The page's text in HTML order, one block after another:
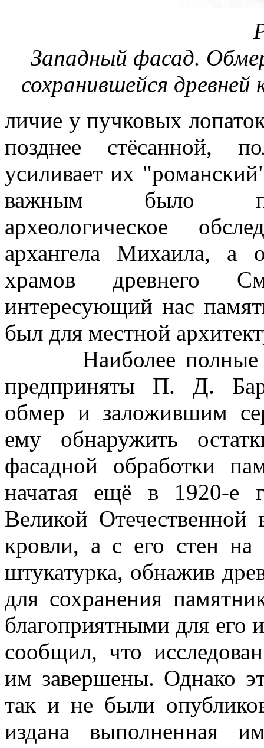
Западный фасад.
сохранившейся
личие у пучковых
позднее стёсанной,
усиливает их
важным было
археологическое
архангела Михаила, а
храмов древнего
интересующий нас
был для местной
Наиболее полные
предприняты П. Д.
обмер и заложившим
ему обнаружить
фасадной обработки
начатая ещё в 1920-е
Великой
кровли, а с его стен
штукатурка, обнажив
для сохранения
благоприятными для его
сообщил, что
им завершены. Однако
так и не были
издана выполненная